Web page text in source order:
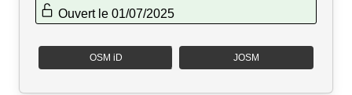
Ouvert le 01/07/2025
OSM iD JOSM